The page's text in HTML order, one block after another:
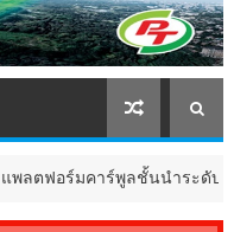
มคาร์พูลชั้นนำระดับโลก ประก